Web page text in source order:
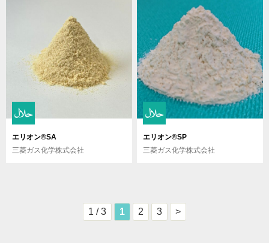
エリオン®SA
三菱ガス化学株式会社
エリオン®SP
三菱ガス化学株式会社
1 / 3 1 2 3 >